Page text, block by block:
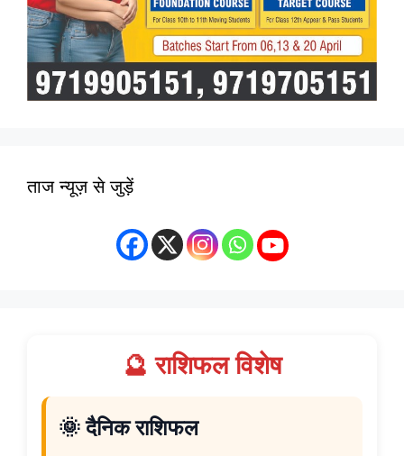
ताज न्यूज़ से जुड़ें
🔮 राशिफल विशेष
🌞 दैनिक राशिफल